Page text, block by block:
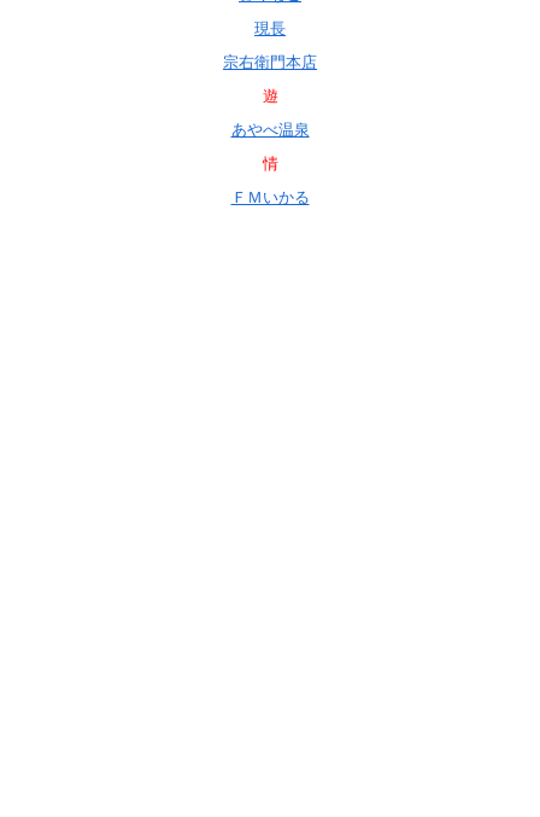
現長
宗右衛門本店
遊
あやべ温泉
情
ＦＭいかる